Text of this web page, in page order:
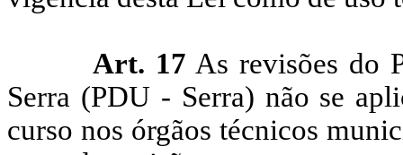
Art. 17 As revisões do
Serra (PDU - Serra) não se
curso nos órgãos técnicos